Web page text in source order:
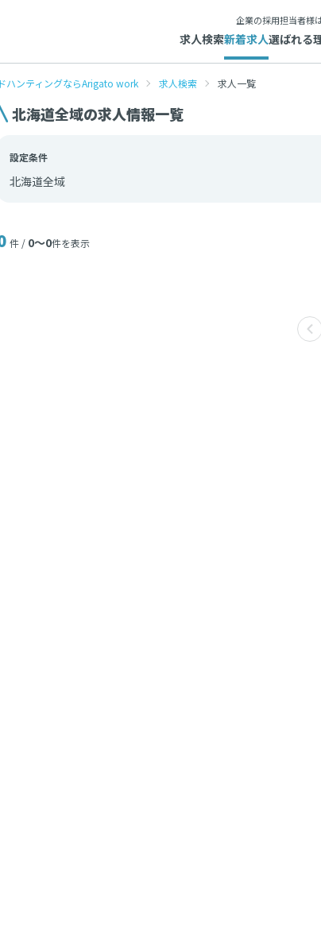
求人検索新着求人選ばれる
企業の採用担当者様
ハンティングならArigato work 求人検索 求人一覧
北海道全域の求人情報一覧
設定条件
北海道全域
件 / 0〜0件を表示